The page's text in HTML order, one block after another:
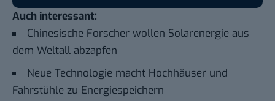
Auch interessant:
Chinesische Forscher wollen Solarenergie aus
dem Weltall abzapfen
Neue Technologie macht Hochhäuser und
Fahrstühle zu Energiespeichern